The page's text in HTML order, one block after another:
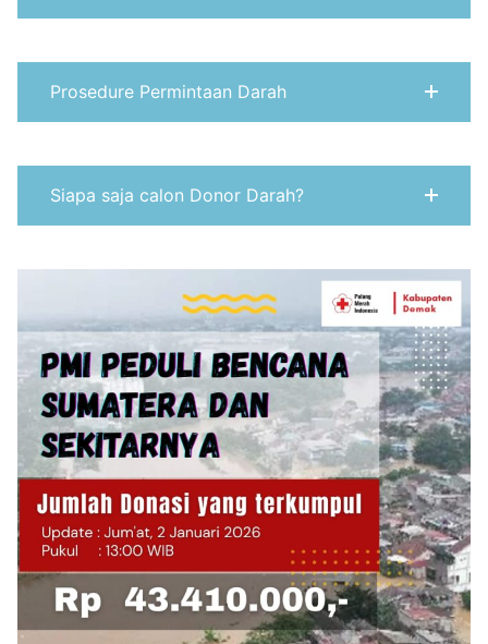
Prosedure Permintaan Darah
Siapa saja calon Donor Darah?